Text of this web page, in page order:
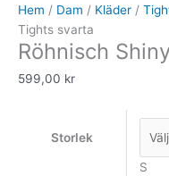
Hem / Dam / Kläder /
Tights svarta
Röhnisch
599,00 kr
Storlek
S
Tights
svarta
mängd